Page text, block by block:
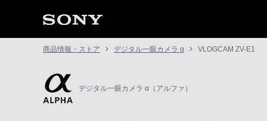
商品情報・ストア デジタル一眼カメラ α VLOGCAM ZV-E1
デジタル一眼カメラ α（アルファ）